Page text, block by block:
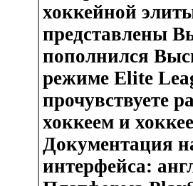
хоккейной
представлены
пополнился
режиме Elite
прочувствуете
хоккеем и
Документация
интерфейса: